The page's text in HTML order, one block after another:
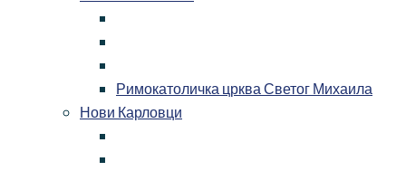
Римокатоличка црква Светог Михаила
Нови Карловци